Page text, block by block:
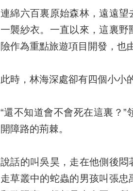
連綿六百裏原始森林，遠遠
一襲紗衣。一直以來，這裏
險作為重點旅遊項目開發，也
此時，林海深處卻有四個小小
“還不知道會不會死在這裏？
開障路的荊棘。
說話的叫吳昊，走在他側後
走草叢中的蛇蟲的男孩叫張